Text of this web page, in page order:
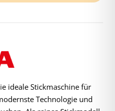
ideale Stickmaschine für
Technologie und